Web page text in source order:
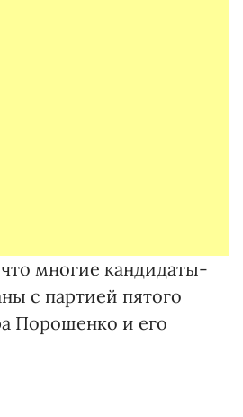
многие кандидаты-
с партией пятого
Порошенко и его